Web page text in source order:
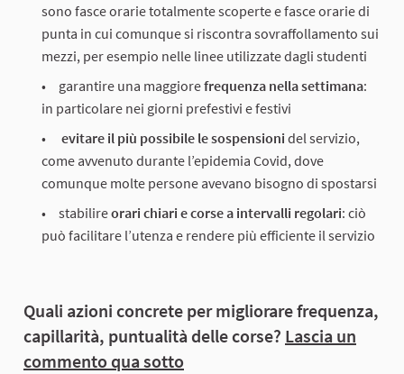
sono fasce orarie totalmente scoperte e fasce orarie di
punta in cui comunque si riscontra sovraffollamento sui
mezzi, per esempio nelle linee utilizzate dagli studenti
garantire una maggiorefrequenza nella settimana:
in particolare nei giorni prefestivi e festivi
evitare il più possibile le sospensioni del servizio,
come avvenuto durante l’epidemia Covid, dove
comunque molte persone avevano bisogno di spostarsi
stabilireorari chiari e corse a intervalli regolari: ciò
può facilitare l’utenza e rendere più efficiente il servizio
Quali azioni concrete per migliorare frequenza,
capillarità, puntualità delle corse? Lascia un
commento qua sotto